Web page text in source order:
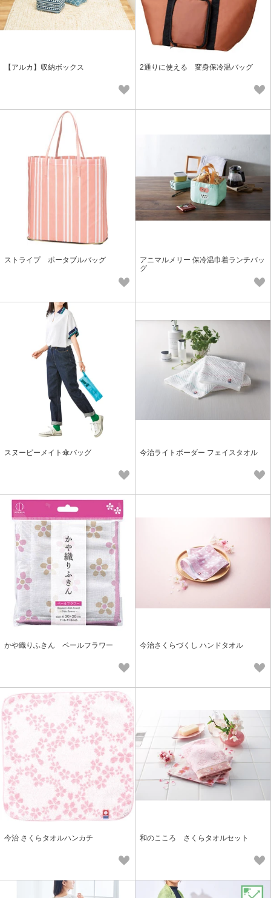
【アルカ】収納ボックス 2通りに使える 変身保冷温バッグ
ストライプ ポータブルバッグ
アニマルメリー 保冷温巾着ランチバッ
グ
スヌーピーメイト傘バッグ 今治ライトボーダー フェイスタオル
かや織りふきん ペールフラワー 今治さくらづくし ハンドタオル
今治 さくらタオルハンカチ 和のこころ さくらタオルセット